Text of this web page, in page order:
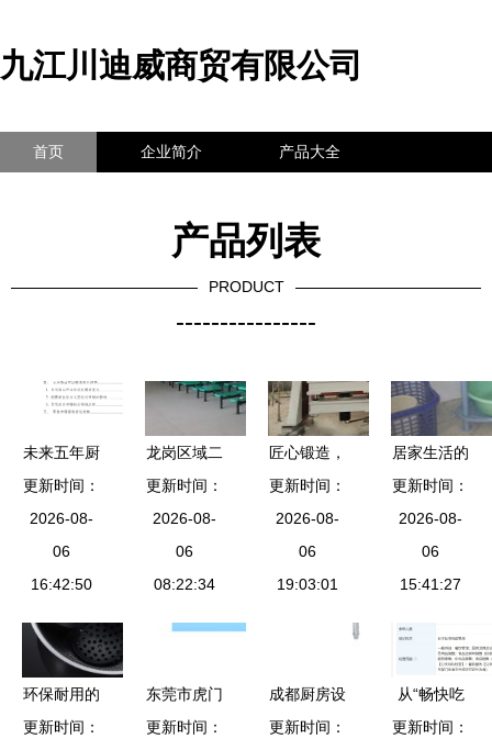
九江川迪威商贸有限公司
首页 企业简介 产品大全
产品列表
PRODUCT
----------------
未来五年厨
具卫具及日
用杂品零售
市场需求变
化趋势与商
分析研究报
告
更新时间：
2026-08-
06
16:42:50
龙岗区域二
手回收服务
全面升级
聚焦宾馆酒
楼、食堂厨
更新时间：
2026-08-
06
08:22:34
匠心锻造，
匠心厨浴
山东达因液
压设备与家
用美学的新
更新时间：
2026-08-
06
19:03:01
居家生活的
便利之选
从厨具到茶
具的全方位
日杂用品点
更新时间：
2026-08-
06
15:41:27
环保耐用的
厨房利器
更新时间：
东莞市虎门
宏发厨具设
更新时间：
成都厨房设
备与不锈钢
更新时间：
从“畅快吃
鱼”看跨界
更新时间：